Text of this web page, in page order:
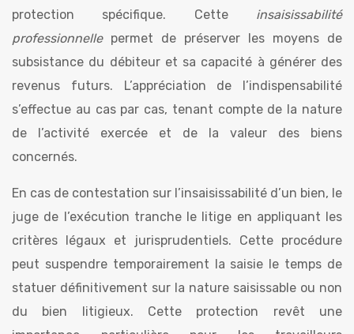
protection spécifique. Cette insaisissabilité
professionnellepermet de préserver les moyens de
subsistance du débiteur et sa capacité à générer des
revenus futurs. L’appréciation de l’indispensabilité
s’effectue au cas par cas, tenant compte de la nature
de l’activité exercée et de la valeur des biens
concernés.
En cas de contestation sur l’insaisissabilité d’un bien, le
juge de l’exécution tranche le litige en appliquant les
critères légaux et jurisprudentiels. Cette procédure
peut suspendre temporairement la saisie le temps de
statuer définitivement sur la nature saisissable ou non
du bien litigieux. Cette protection revêt une